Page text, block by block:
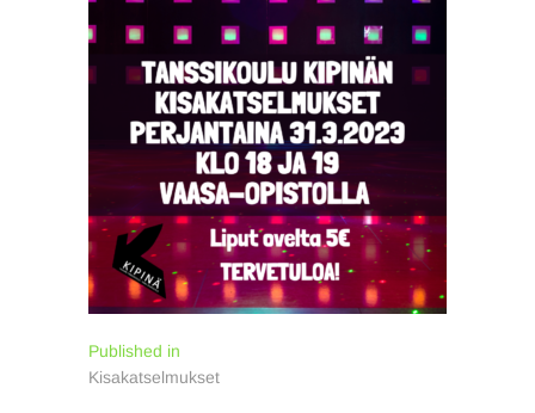
Artikkelien
selaus
Published in
Kisakatselmukset